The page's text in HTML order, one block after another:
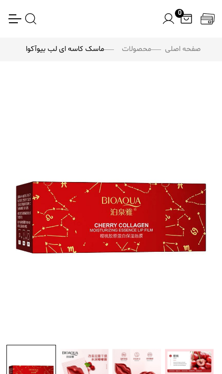
0
صفحه اصلی محصولات ماسک کاسه ای لب بیوآکوا